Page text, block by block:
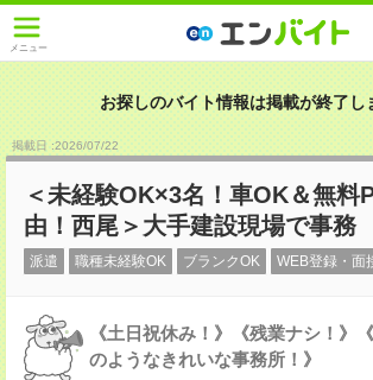
メニュー
お探しのバイト情報は掲載が終了し
掲載日 :2026/07/22
＜未経験OK×3名！車OK＆無料
由！西尾＞大手建設現場で事務
派遣 職種未経験OK ブランクOK WEB登録・面
《土日祝休み！》《残業ナシ！》
のようなきれいな事務所！》